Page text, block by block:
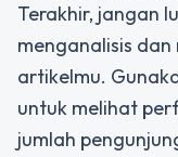
Terakhir, jangan
menganalisis
artikelmu.
untuk melihat
jumlah